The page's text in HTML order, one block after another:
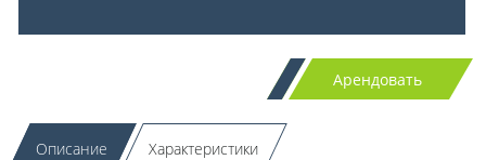
Арендовать
Описание Характеристики